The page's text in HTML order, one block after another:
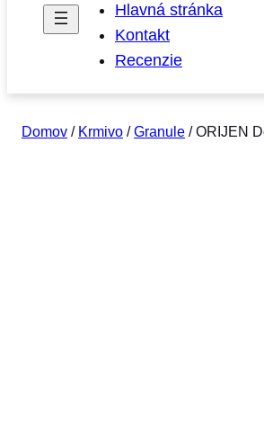
Hlavná stránka
Kontakt
Recenzie
Domov / Krmivo /Granule / ORIJEN